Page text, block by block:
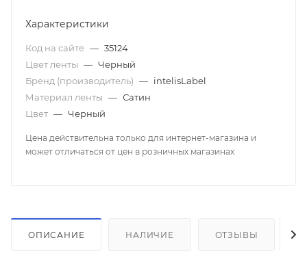
Характеристики
Код на сайте — 35124
Цвет ленты — Черный
Бренд (производитель) — intelisLabel
Материал ленты — Сатин
Цвет — Черный
Цена действительна только для интернет-магазина и
может отличаться от цен в розничных магазинах
ОПИСАНИЕ НАЛИЧИЕ ОТЗЫВЫ